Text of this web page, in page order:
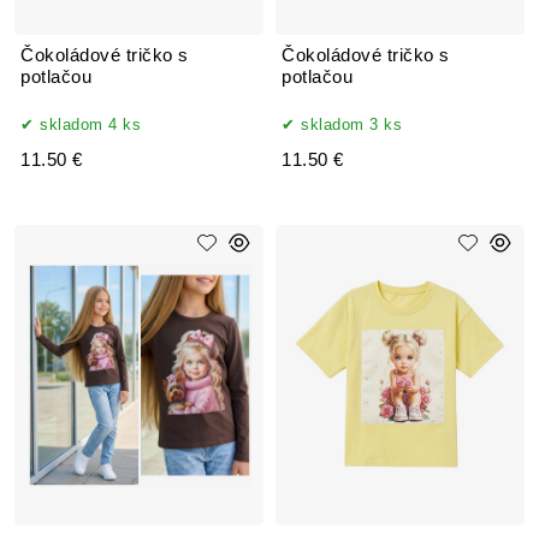
Čokoládové tričko s
potlačou
skladom 4 ks
11.50 €
Čokoládové tričko s
potlačou
skladom 3 ks
11.50 €